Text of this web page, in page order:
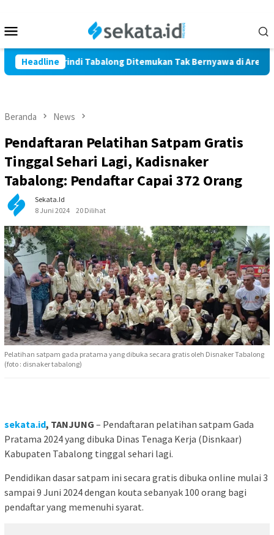
konten
Mobile
Headline
Marindi Tabalong Ditemukan Tak Bernyawa di Area
Beranda News
Pendaftaran Pelatihan Satpam Gratis
Tinggal Sehari Lagi, Kadisnaker
Tabalong: Pendaftar Capai 372 Orang
Sekata.id
8 Juni 2024
20 Dilihat
Pelatihan satpam gada pratama yang dibuka secara gratis oleh Disnaker Tabalong
(foto : disnaker tabalong)
sekata.id, TANJUNG – Pendaftaran pelatihan satpam Gada
Pratama 2024 yang dibuka Dinas Tenaga Kerja (Disnkaar)
Kabupaten Tabalong tinggal sehari lagi.
Pendidikan dasar satpam ini secara gratis dibuka online mulai 3
sampai 9 Juni 2024 dengan kouta sebanyak 100 orang bagi
pendaftar yang memenuhi syarat.